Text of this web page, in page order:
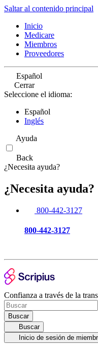
Saltar al contenido principal
Inicio
Medicare
Miembros
Proveedores
Español
Cerrar
Seleccione el idioma:
Español
Inglés
Ayuda
Back
¿Necesita ayuda?
¿Necesita ayuda?
800-442-3127
800-442-3127
Confianza a través de la
Buscar
Buscar
Inicio de sesión de